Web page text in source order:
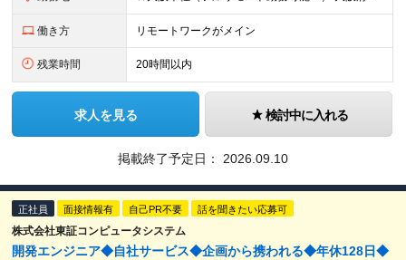
働き方 リモートワークがメイン
残業時間 20時間以内
求人を見る 検討中に入れる
掲載終了予定日： 2026.09.10
正社員 面接情報有 自己PR不要 話を聞きたい応募可
株式会社東証コンピュータシステム
開発エンジニア◆自社サービス◆企画から携われる◆年休128日◆